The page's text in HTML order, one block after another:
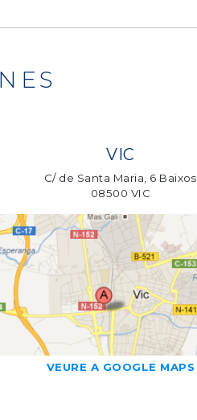
VIC
C/ de Santa Maria, 6 Baixos
08500 VIC
VEURE A GOOGLE MAPS